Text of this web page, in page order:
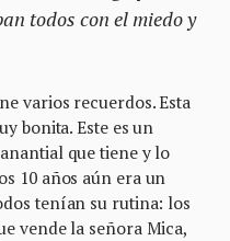
todos con el miedo y
varios recuerdos. Esta
bonita. Este es un
que tiene y lo
10 años aún era un
tenían su rutina: los
vende la señora Mica,